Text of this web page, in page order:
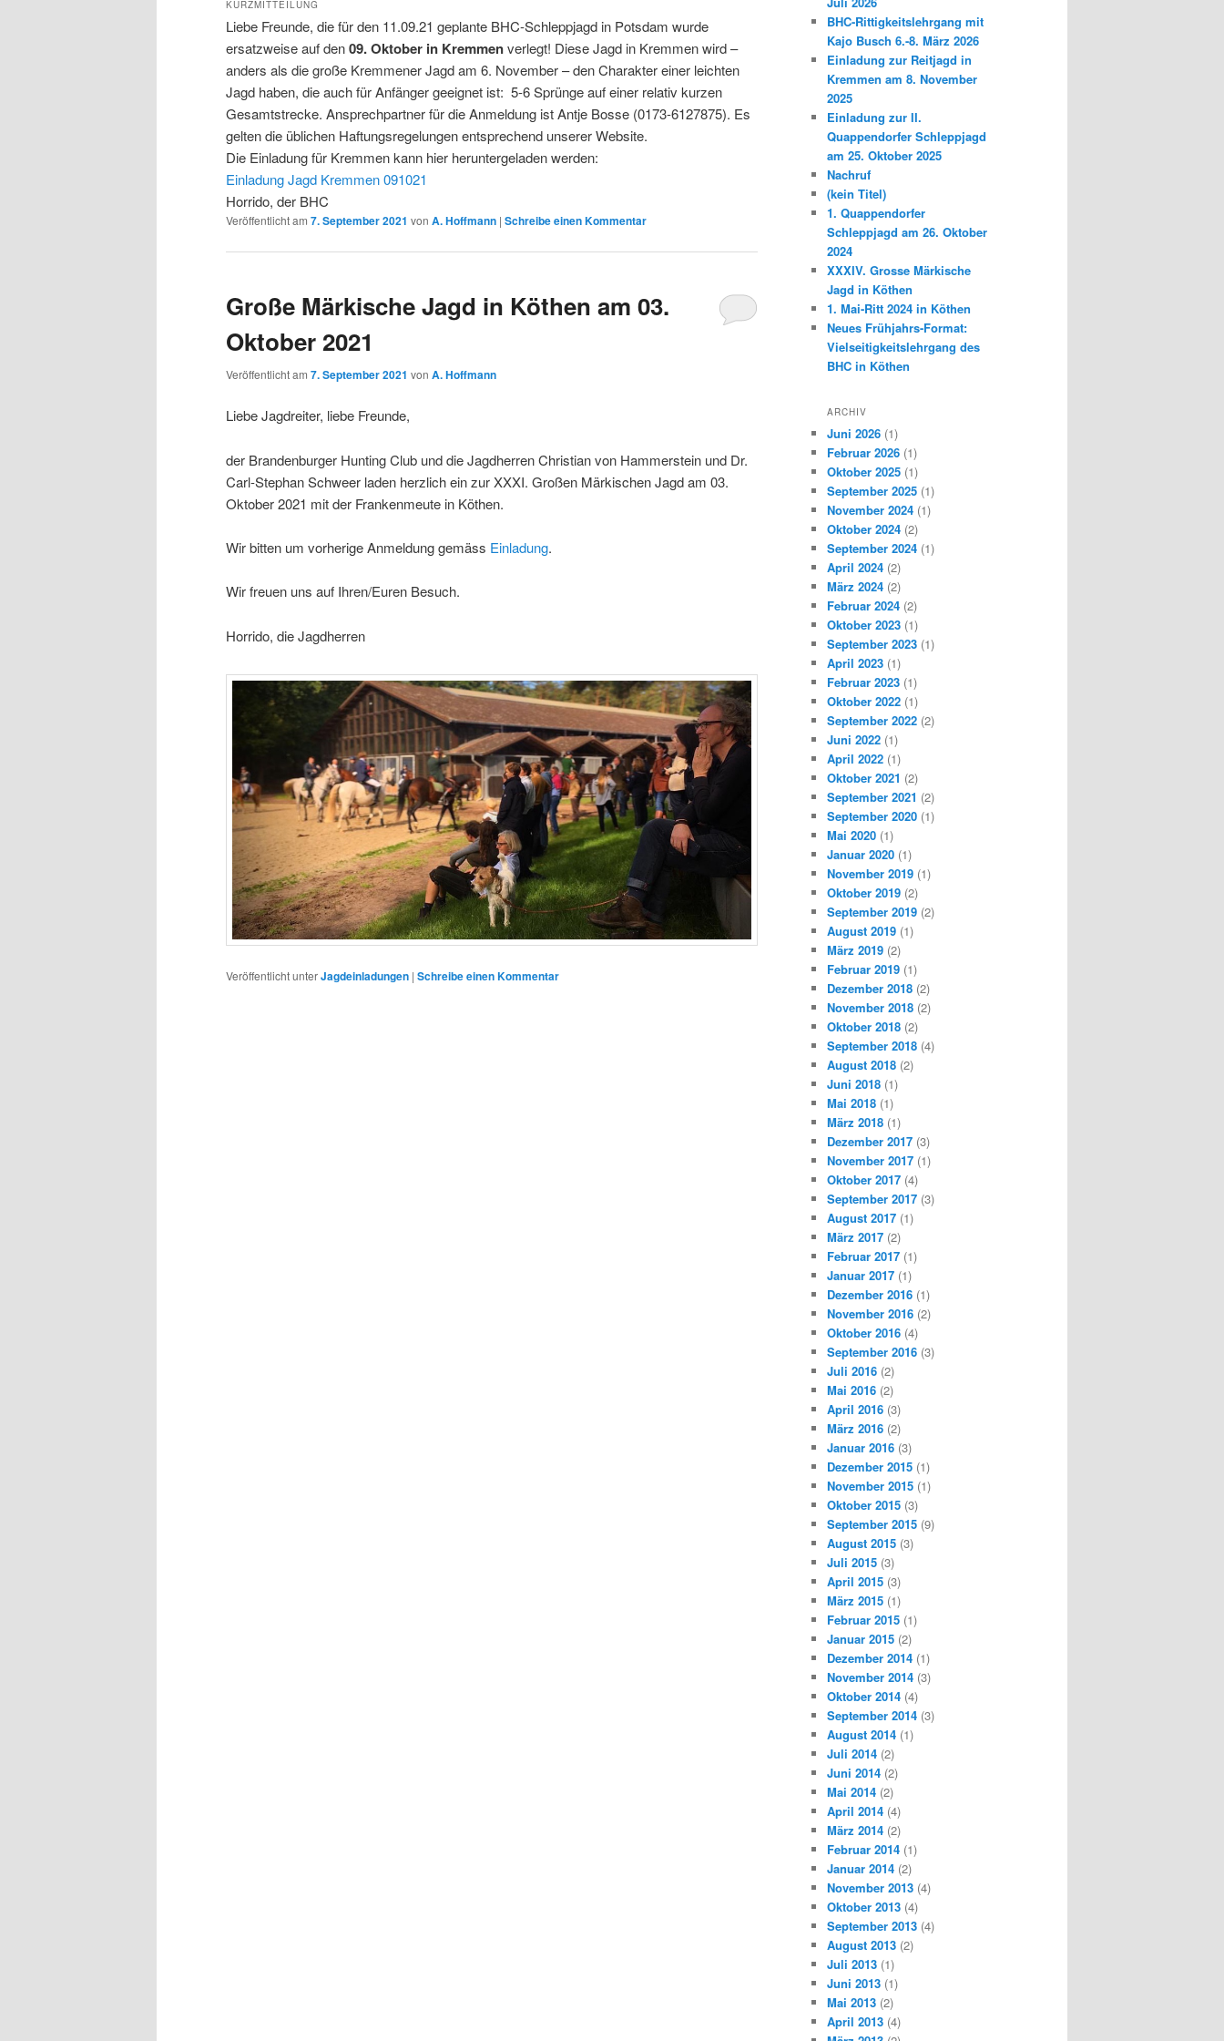
KURZMITTEILUNG
Liebe Freunde, die für den 11.09.21 geplante BHC-Schleppjagd in Potsdam wurde
ersatzweise auf den09. Oktober in Kremmenverlegt! Diese Jagd in Kremmen wird –
anders als die große Kremmener Jagd am 6. November – den Charakter einer leichten
Jagd haben, die auch für Anfänger geeignet ist: 5-6 Sprünge auf einer relativ kurzen
Gesamtstrecke. Ansprechpartner für die Anmeldung ist Antje Bosse (0173-6127875). Es
gelten die üblichen Haftungsregelungen entsprechend unserer Website.
Die Einladung für Kremmen kann hier heruntergeladen werden:
Einladung Jagd Kremmen 091021
Horrido, der BHC
Veröffentlicht am 7. September 2021 von A. Hoffmann | Schreibe einen Kommentar
Große Märkische Jagd in Köthen am 03.
Oktober 2021
Veröffentlicht am 7. September 2021 von A. Hoffmann
Liebe Jagdreiter, liebe Freunde,
der Brandenburger Hunting Club und die Jagdherren Christian von Hammerstein und Dr.
Carl-Stephan Schweer laden herzlich ein zur XXXI. Großen Märkischen Jagd am 03.
Oktober 2021 mit der Frankenmeute in Köthen.
Wir bitten um vorherige Anmeldung gemäss Einladung.
Wir freuen uns auf Ihren/Euren Besuch.
Horrido, die Jagdherren
Veröffentlicht unterJagdeinladungen | Schreibe einen Kommentar
BHC-Rittigkeitslehrgang mit
Kajo Busch 6.-8. März 2026
Einladung zur Reitjagd in
Kremmen am 8. November
2025
Einladung zur II.
Quappendorfer Schleppjagd
am 25. Oktober 2025
Nachruf
(kein Titel)
1. Quappendorfer
Schleppjagd am 26. Oktober
2024
XXXIV. Grosse Märkische
Jagd in Köthen
1. Mai-Ritt 2024 in Köthen
Neues Frühjahrs-Format:
Vielseitigkeitslehrgang des
BHC in Köthen
ARCHIV
Juni 2026 (1)
Februar 2026 (1)
Oktober 2025 (1)
September 2025 (1)
November 2024 (1)
Oktober 2024 (2)
September 2024 (1)
April 2024 (2)
März 2024 (2)
Februar 2024 (2)
Oktober 2023 (1)
September 2023 (1)
April 2023 (1)
Februar 2023 (1)
Oktober 2022 (1)
September 2022 (2)
Juni 2022 (1)
April 2022 (1)
Oktober 2021 (2)
September 2021 (2)
September 2020 (1)
Mai 2020 (1)
Januar 2020 (1)
November 2019 (1)
Oktober 2019 (2)
September 2019 (2)
August 2019 (1)
März 2019 (2)
Februar 2019 (1)
Dezember 2018 (2)
November 2018 (2)
Oktober 2018 (2)
September 2018 (4)
August 2018 (2)
Juni 2018 (1)
Mai 2018 (1)
März 2018 (1)
Dezember 2017 (3)
November 2017 (1)
Oktober 2017 (4)
September 2017 (3)
August 2017 (1)
März 2017 (2)
Februar 2017 (1)
Januar 2017 (1)
Dezember 2016 (1)
November 2016 (2)
Oktober 2016 (4)
September 2016 (3)
Juli 2016 (2)
Mai 2016 (2)
April 2016 (3)
März 2016 (2)
Januar 2016 (3)
Dezember 2015 (1)
November 2015 (1)
Oktober 2015 (3)
September 2015 (9)
August 2015 (3)
Juli 2015 (3)
April 2015 (3)
März 2015 (1)
Februar 2015 (1)
Januar 2015 (2)
Dezember 2014 (1)
November 2014 (3)
Oktober 2014 (4)
September 2014 (3)
August 2014 (1)
Juli 2014 (2)
Juni 2014 (2)
Mai 2014 (2)
April 2014 (4)
März 2014 (2)
Februar 2014 (1)
Januar 2014 (2)
November 2013 (4)
Oktober 2013 (4)
September 2013 (4)
August 2013 (2)
Juli 2013 (1)
Juni 2013 (1)
Mai 2013 (2)
April 2013 (4)